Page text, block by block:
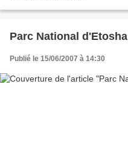
Parc National d'Etosha
Publié le 15/06/2007 à 14:30